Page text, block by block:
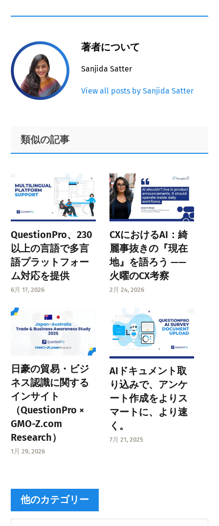
著者について
Sanjida Satter
View all posts by Sanjida Satter
Primary
Sidebar
Footer
類似の記事
QuestionPro、230
以上の言語で多言
語プラットフォー
ム対応を提供
6月 17, 2026
CXにおけるAI：綺
麗事抜きの『現在
地』を語ろう ——
火曜のCX考察
2月 24, 2026
日豪の貿易・ビジ
ネス認識に関する
インサイト
（QuestionPro ×
GMO-Z.com
Research）
1月 29, 2026
AIドキュメント取
り込みで、アンケ
ート作成をよりス
マートに、より速
く。
7月 21, 2025
他のカテゴリー